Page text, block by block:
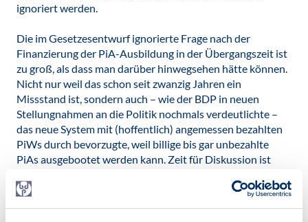
ignoriert werden.
Die im Gesetzesentwurf ignorierte Frage nach der
Finanzierung der PiA-Ausbildung in der Übergangszeit ist
zu groß, als dass man darüber hinwegsehen hätte können.
Nicht nur weil das schon seit zwanzig Jahren ein
Missstand ist, sondern auch – wie der BDP in neuen
Stellungnahmen an die Politik nochmals verdeutlichte –
das neue System mit (hoffentlich) angemessen bezahlten
PiWs durch bevorzugte, weil billige bis gar unbezahlte
PiAs ausgebootet werden kann. Zeit für Diskussion ist
Jan Frederichs